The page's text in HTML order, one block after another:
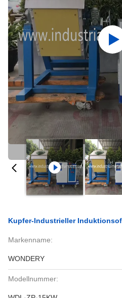
Kupfer-Industrieller
Markenname:
WONDERY
Modellnummer: